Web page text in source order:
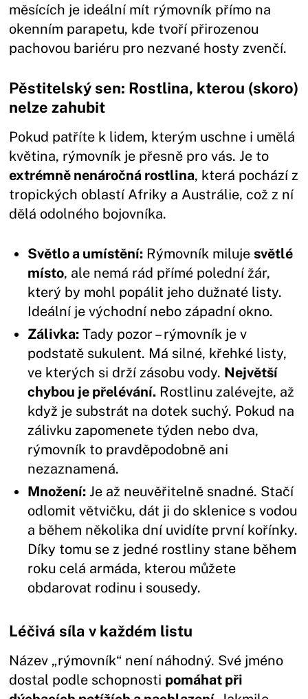
měsících je ideální mít rýmovník přímo na
okenním parapetu, kde tvoří přirozenou
pachovou bariéru pro nezvané hosty zvenčí.
Pěstitelský sen: Rostlina, kterou (skoro)
nelze zahubit
Pokud patříte k lidem, kterým uschne i umělá
květina, rýmovník je přesně pro vás. Je to
extrémně nenáročná rostlina, která pochází z
tropických oblastí Afriky a Austrálie, což z ní
dělá odolného bojovníka.
Světlo a umístění: Rýmovník milujesvětlé
místo, ale nemá rád přímé polední žár,
který by mohl popálit jeho dužnaté listy.
Ideální je východní nebo západní okno.
Zálivka: Tady pozor – rýmovník je v
podstatě sukulent. Má silné, křehké listy,
ve kterých si drží zásobu vody. Největší
chybou je přelévání. Rostlinu zalévejte, až
když je substrát na dotek suchý. Pokud na
zálivku zapomenete týden nebo dva,
rýmovník to pravděpodobně ani
nezaznamená.
Množení: Je až neuvěřitelně snadné. Stačí
odlomit větvičku, dát ji do sklenice s vodou
a během několika dní uvidíte první kořínky.
Díky tomu se z jedné rostliny stane během
roku celá armáda, kterou můžete
obdarovat rodinu i sousedy.
Léčivá síla v každém listu
Název „rýmovník“ není náhodný. Své jméno
dostal podle schopnosti pomáhat při